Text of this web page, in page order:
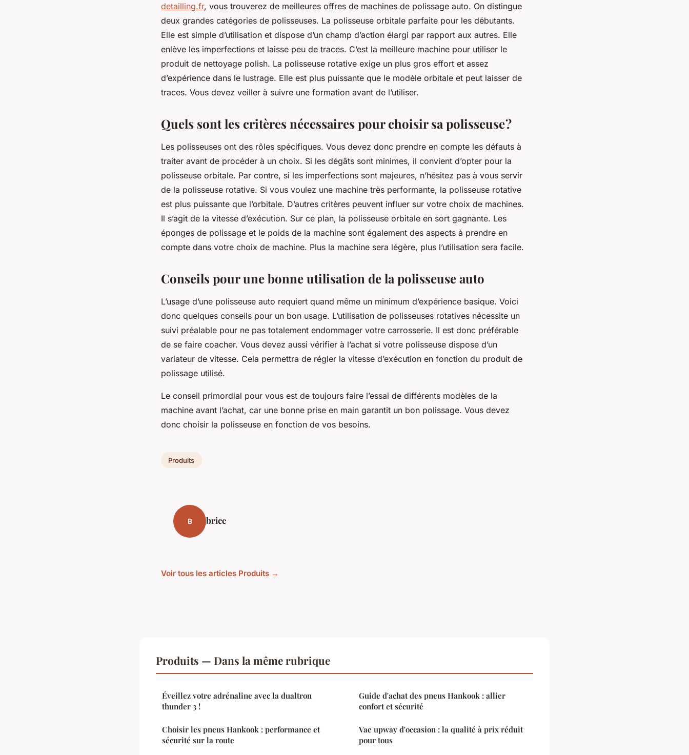
detailling.fr, vous trouverez de meilleures offres de machines de polissage auto. On distingue
deux grandes catégories de polisseuses. La polisseuse orbitale parfaite pour les débutants.
Elle est simple d’utilisation et dispose d’un champ d’action élargi par rapport aux autres. Elle
enlève les imperfections et laisse peu de traces. C’est la meilleure machine pour utiliser le
produit de nettoyage polish. La polisseuse rotative exige un plus gros effort et assez
d’expérience dans le lustrage. Elle est plus puissante que le modèle orbitale et peut laisser de
traces. Vous devez veiller à suivre une formation avant de l’utiliser.
Quels sont les critères nécessaires pour choisir sa polisseuse ?
Les polisseuses ont des rôles spécifiques. Vous devez donc prendre en compte les défauts à
traiter avant de procéder à un choix. Si les dégâts sont minimes, il convient d’opter pour la
polisseuse orbitale. Par contre, si les imperfections sont majeures, n’hésitez pas à vous servir
de la polisseuse rotative. Si vous voulez une machine très performante, la polisseuse rotative
est plus puissante que l’orbitale. D’autres critères peuvent influer sur votre choix de machines.
Il s’agit de la vitesse d’exécution. Sur ce plan, la polisseuse orbitale en sort gagnante. Les
éponges de polissage et le poids de la machine sont également des aspects à prendre en
compte dans votre choix de machine. Plus la machine sera légère, plus l’utilisation sera facile.
Conseils pour une bonne utilisation de la polisseuse auto
L’usage d’une polisseuse auto requiert quand même un minimum d’expérience basique. Voici
donc quelques conseils pour un bon usage. L’utilisation de polisseuses rotatives nécessite un
suivi préalable pour ne pas totalement endommager votre carrosserie. Il est donc préférable
de se faire coacher. Vous devez aussi vérifier à l’achat si votre polisseuse dispose d’un
variateur de vitesse. Cela permettra de régler la vitesse d’exécution en fonction du produit de
polissage utilisé.
Le conseil primordial pour vous est de toujours faire l’essai de différents modèles de la
machine avant l’achat, car une bonne prise en main garantit un bon polissage. Vous devez
donc choisir la polisseuse en fonction de vos besoins.
Produits
B brice
Voir tous les articles Produits →
Produits — Dans la même rubrique
Éveillez votre adrénaline avec la dualtron
thunder 3 !
Choisir les pneus Hankook : performance et
sécurité sur la route
Guide d'achat des pneus Hankook : allier
confort et sécurité
Vae upway d'occasion : la qualité à prix réduit
pour tous